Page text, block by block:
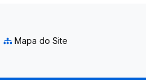
Mapa do Site